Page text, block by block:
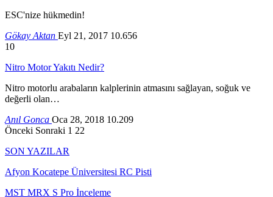
ESC'nize hükmedin!
Gökay Aktan Eyl 21, 2017 10.656
10
Nitro Motor Yakıtı Nedir?
Nitro motorlu arabaların kalplerinin atmasını sağlayan, soğuk ve
değerli olan…
Anıl Gonca Oca 28, 2018 10.209
Önceki Sonraki 1 22
SON YAZILAR
Afyon Kocatepe Üniversitesi RC Pisti
MST MRX S Pro İnceleme